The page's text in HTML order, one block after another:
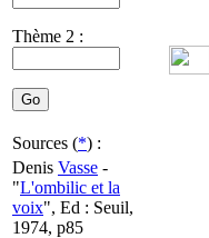
Thème 2 :
Sources (*) :
Denis Vasse -
"L'ombilic et la
voix", Ed : Seuil,
1974, p85